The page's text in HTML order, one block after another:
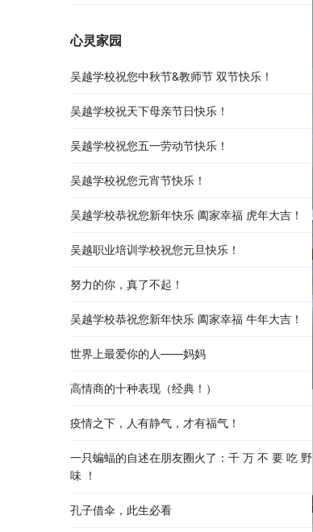
心灵家园
吴越学校祝您中秋节&教师节 双节快乐！
吴越学校祝天下母亲节日快乐！
吴越学校祝您五一劳动节快乐！
吴越学校祝您元宵节快乐！
吴越学校恭祝您新年快乐 阖家幸福 虎年大吉！
吴越职业培训学校祝您元旦快乐！
努力的你，真了不起！
吴越学校恭祝您新年快乐 阖家幸福 牛年大吉！
世界上最爱你的人——妈妈
高情商的十种表现（经典！）
疫情之下，人有静气，才有福气！
一只蝙蝠的自述在朋友圈火了：千 万 不 要 吃 野
味 ！
孔子借伞，此生必看